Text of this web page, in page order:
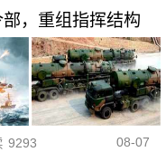
，重组指挥结构
9293 08-07